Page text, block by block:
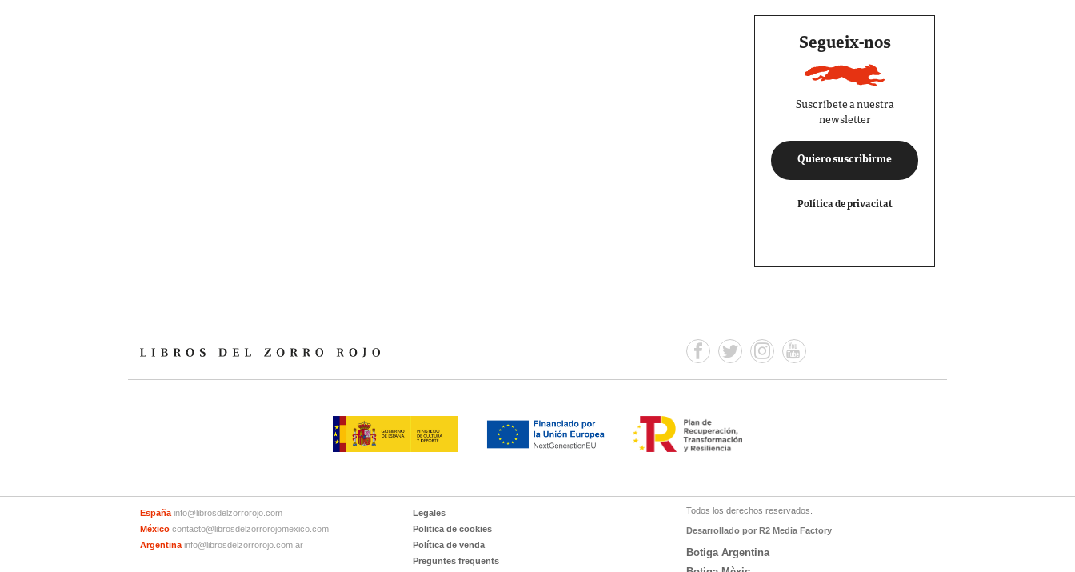
Segueix-nos
Suscríbete a nuestra
newsletter
Quiero suscribirme
Política de privacitat
España info@librosdelzorrorojo.com
México contacto@librosdelzorrorojomexico.com
Argentina info@librosdelzorrorojo.com.ar
Legales
Politica de cookies
Política de venda
Preguntes freqüents
Todos los derechos reservados.
Desarrollado por R2 Media Factory
Botiga Argentina